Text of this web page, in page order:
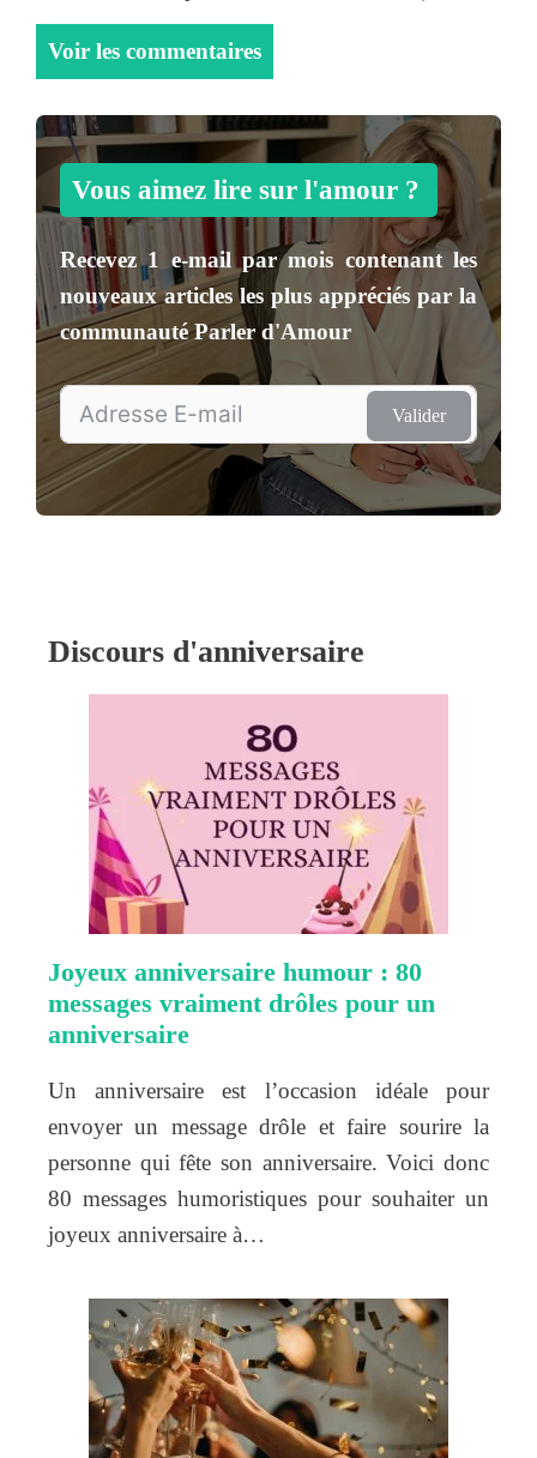
Voir les commentaires
Vous aimez lire sur l'amour ?
Recevez1 e-mail par mois contenant les
nouveaux articles les plus appréciés par la
communautéParler d'Amour
Valider
Discours d'anniversaire
Joyeux anniversaire humour : 80
messages vraiment drôles pour un
anniversaire
Un anniversaire est l’occasion idéale pour
envoyer un message drôle et faire sourire la
personne qui fête son anniversaire. Voici donc
80 messages humoristiques pour souhaiter un
joyeux anniversaire à…